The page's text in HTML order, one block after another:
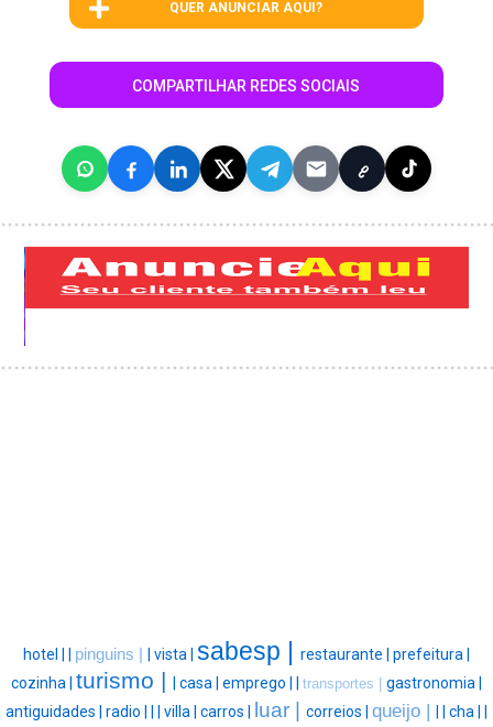
QUER ANUNCIAR AQUI?
COMPARTILHAR REDES SOCIAIS
hotel | | pinguins | | vista | sabesp | restaurante | prefeitura |
cozinha | turismo | | casa | emprego | | transportes | gastronomia |
antiguidades | radio | | | villa | carros | luar | correios | queijo | | | cha | |